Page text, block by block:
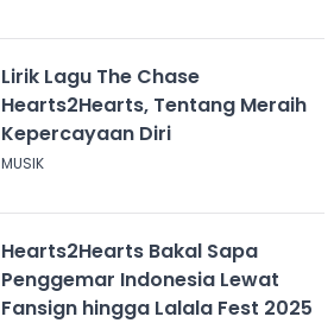
Lirik Lagu The Chase
Hearts2Hearts, Tentang Meraih
Kepercayaan Diri
MUSIK
Hearts2Hearts Bakal Sapa
Penggemar Indonesia Lewat
Fansign hingga Lalala Fest 2025